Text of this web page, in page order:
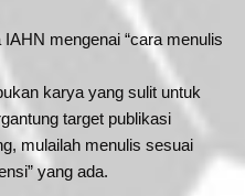
mengenai “cara menulis
karya yang sulit untuk
target publikasi
mulailah menulis sesuai
yang ada.